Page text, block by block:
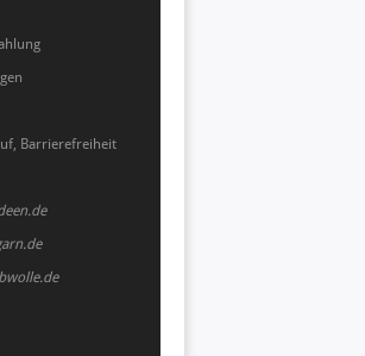
Barrierefreiheit